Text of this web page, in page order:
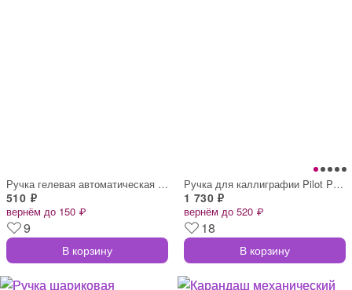
Ручка гелевая автоматическая Pilot BLRT-
510 ₽
вернём до 150 ₽
9
В корзину
Ручка для каллиграфии Pilot Parallel Pen
1 730 ₽
вернём до 520 ₽
18
В корзину